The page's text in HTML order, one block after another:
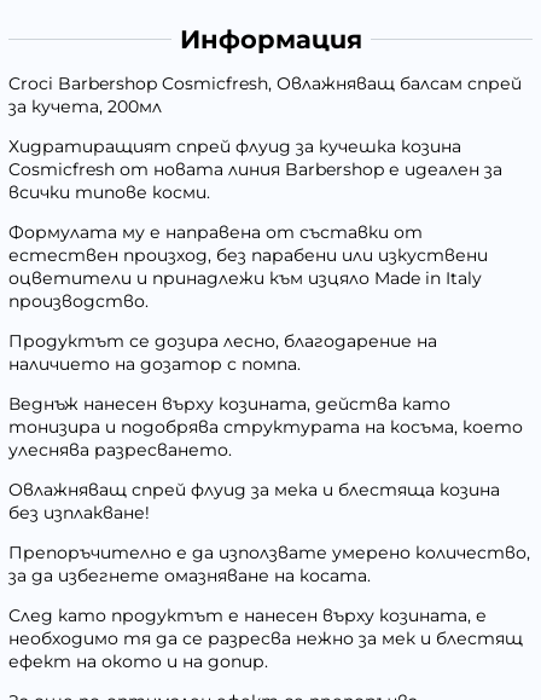
Информация
Croci Barbershop Cosmicfresh, Овлажняващ балсам спрей
за кучета, 200мл
Хидратиращият спрей флуид за кучешка козина
Cosmicfresh от новата линия Barbershop е идеален за
всички типове косми.
Формулата му е направена от съставки от
естествен произход, без парабени или изкуствени
оцветители и принадлежи към изцяло Made in Italy
производство.
Продуктът се дозира лесно, благодарение на
наличието на дозатор с помпа.
Веднъж нанесен върху козината, действа като
тонизира и подобрява структурата на косъма, което
улеснява разресването.
Овлажняващ спрей флуид за мека и блестяща козина
без изплакване!
Препоръчително е да използвате умерено количество,
за да избегнете омазняване на косата.
След като продуктът е нанесен върху козината, е
необходимо тя да се разресва нежно за мек и блестящ
ефект на окото и на допир.